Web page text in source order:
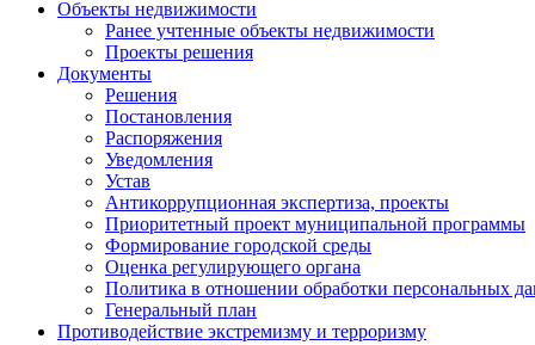
Объекты недвижимости
Ранее учтенные объекты недвижимости
Проекты решения
Документы
Решения
Постановления
Распоряжения
Уведомления
Устав
Антикоррупционная экспертиза, проекты
Приоритетный проект муниципальной программы
Формирование городской среды
Оценка регулирующего органа
Политика в отношении обработки персональных
Генеральный план
Противодействие экстремизму и терроризму